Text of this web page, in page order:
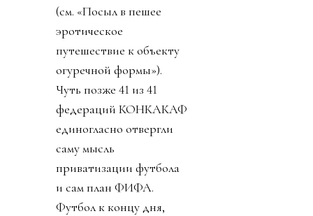
(см. «Посыл в пешее
эротическое
путешествие к объекту
огуречной формы»).
Чуть позже 41 из 41
федераций КОНКАКАФ
единогласно отвергли
саму мысль
приватизации футбола
и сам план ФИФА.
Футбол к концу дня,